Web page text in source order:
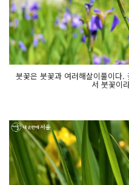
붓꽃은 붓꽃과 여러해살이풀이다
서 붓꽃이